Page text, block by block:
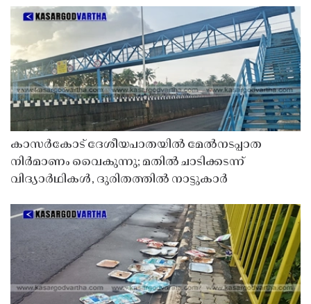
കാസർകോട് ദേശീയപാതയിൽ മേൽനടപ്പാത
നിർമാണം വൈകുന്നു; മതിൽ ചാടിക്കടന്ന്
വിദ്യാർഥികൾ, ദുരിതത്തിൽ നാട്ടുകാർ